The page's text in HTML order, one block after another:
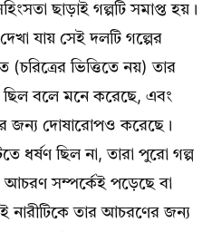
ছাড়াই গল্পটি সমাপ্ত হয়।
যায় সেই দলটি গল্পের
(চরিত্রের ভিত্তিতে নয়) তার
ছিল বলে মনে করেছে, এবং
জন্য দোষারোপও করেছে।
ধর্ষণ ছিল না, তারা পুরো গল্প
সম্পর্কেই পড়েছে বা
নারীটিকে তার আচরণের জন্য